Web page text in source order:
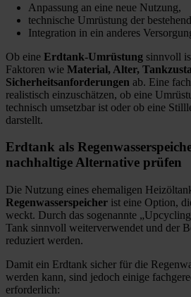
Anpassung an eine neue Nutzung,
technische Umrüstung der
Integration in ein anderes
Ob eine Erdtank-Umrüstung sinnvoll
Faktoren wie Material, Alter,
Sicherheitsanforderungen ab. Eine
realistisch einzuschätzen, ob eine
technisch umsetzbar ist oder ob eine
darstellt.
Erdtank als
nachhaltige Alternative prüfen
Die Nutzung eines ehemaligen
Regenwasserspeicher ist eine Option,
weckt. Durch das sogenannte
Tank sinnvoll weiterverwendet und der
reduziert werden.
Damit ein Erdtank sicher für die
werden kann, sind jedoch einige
erforderlich: